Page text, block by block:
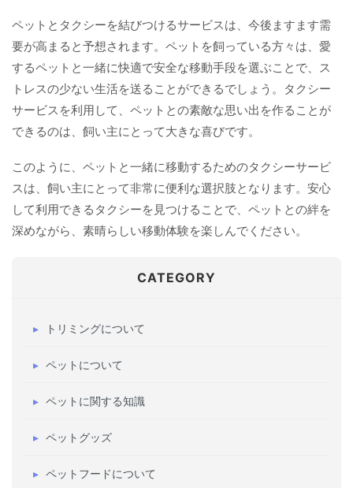
ペットとタクシーを結びつけるサービスは、今後ますます需
要が高まると予想されます。ペットを飼っている方々は、愛
するペットと一緒に快適で安全な移動手段を選ぶことで、ス
トレスの少ない生活を送ることができるでしょう。タクシー
サービスを利用して、ペットとの素敵な思い出を作ることが
できるのは、飼い主にとって大きな喜びです。
このように、ペットと一緒に移動するためのタクシーサービ
スは、飼い主にとって非常に便利な選択肢となります。安心
して利用できるタクシーを見つけることで、ペットとの絆を
深めながら、素晴らしい移動体験を楽しんでください。
CATEGORY
トリミングについて
ペットについて
ペットに関する知識
ペットグッズ
ペットフードについて